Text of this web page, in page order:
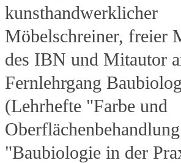
kunsthandwerklicher
Möbelschreiner, freier
des IBN und Mitautor
Fernlehrgang
(Lehrhefte "Farbe und
"Baubiologie in der